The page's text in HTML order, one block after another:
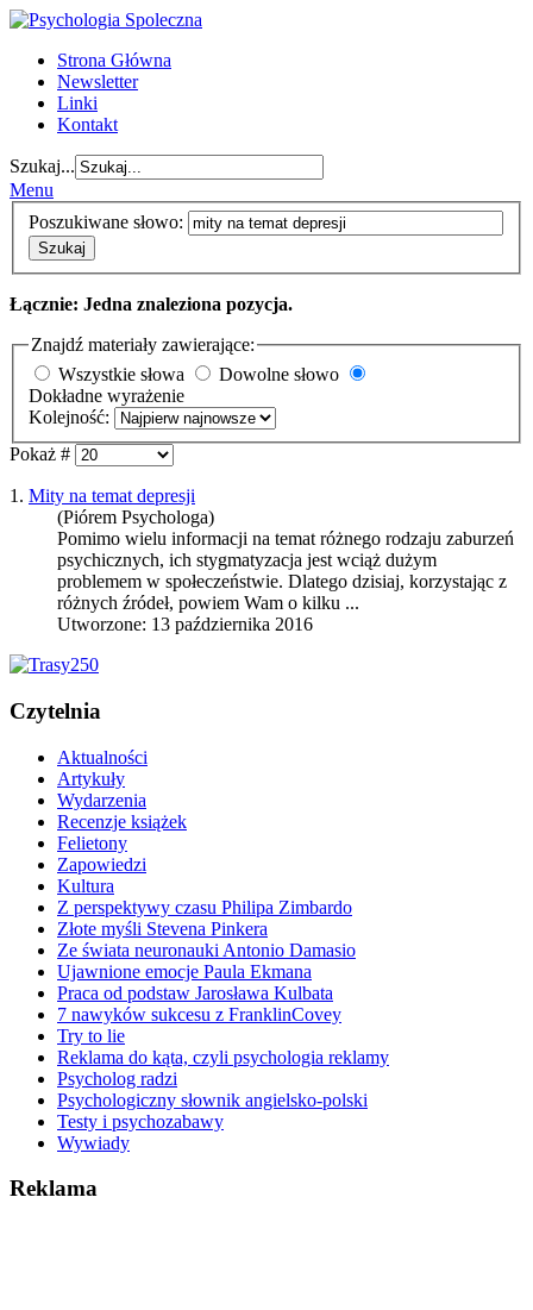
Strona Główna
Newsletter
Linki
Kontakt
Szukaj...
Menu
Poszukiwane słowo:
Szukaj
Łącznie: Jedna znaleziona pozycja.
Znajdź materiały zawierające:
Wszystkie słowa
Dowolne słowo
Dokładne wyrażenie
Kolejność:
Pokaż #
1. Mity na temat depresji
(Piórem Psychologa)
Pomimo wielu informacji na temat różnego rodzaju zaburzeń
psychicznych, ich stygmatyzacja jest wciąż dużym
problemem w społeczeństwie. Dlatego dzisiaj, korzystając z
różnych źródeł, powiem Wam o kilku ...
Utworzone: 13 października 2016
Czytelnia
Aktualności
Artykuły
Wydarzenia
Recenzje książek
Felietony
Zapowiedzi
Kultura
Z perspektywy czasu Philipa Zimbardo
Złote myśli Stevena Pinkera
Ze świata neuronauki Antonio Damasio
Ujawnione emocje Paula Ekmana
Praca od podstaw Jarosława Kulbata
7 nawyków sukcesu z FranklinCovey
Try to lie
Reklama do kąta, czyli psychologia reklamy
Psycholog radzi
Psychologiczny słownik angielsko-polski
Testy i psychozabawy
Wywiady
Reklama